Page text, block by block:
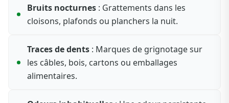
Bruits nocturnes : Grattements dans les
cloisons, plafonds ou planchers la nuit.
Traces de dents : Marques de grignotage sur
les câbles, bois, cartons ou emballages
alimentaires.